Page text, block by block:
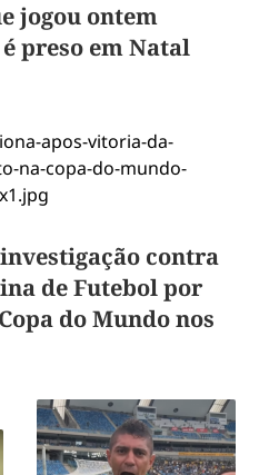
jogou ontem
preso em Natal
contra
de Futebol por
do Mundo nos